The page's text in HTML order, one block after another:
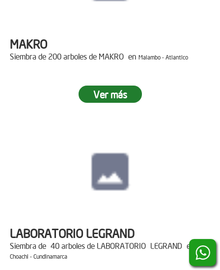
MAKRO
Siembra de 200 arboles de MAKRO en Malambo - Atlantico
Ver más
LABORATORIO LEGRAND
Siembra de 40 arboles de LABORATORIO LEGRAND en
Choachi - Cundinamarca